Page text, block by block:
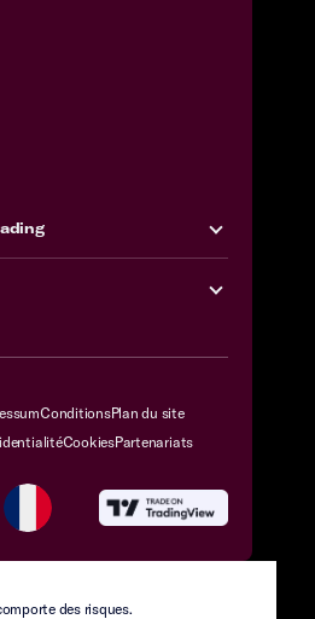
ConditionsPlan du site
CookiesPartenariats
des risques.